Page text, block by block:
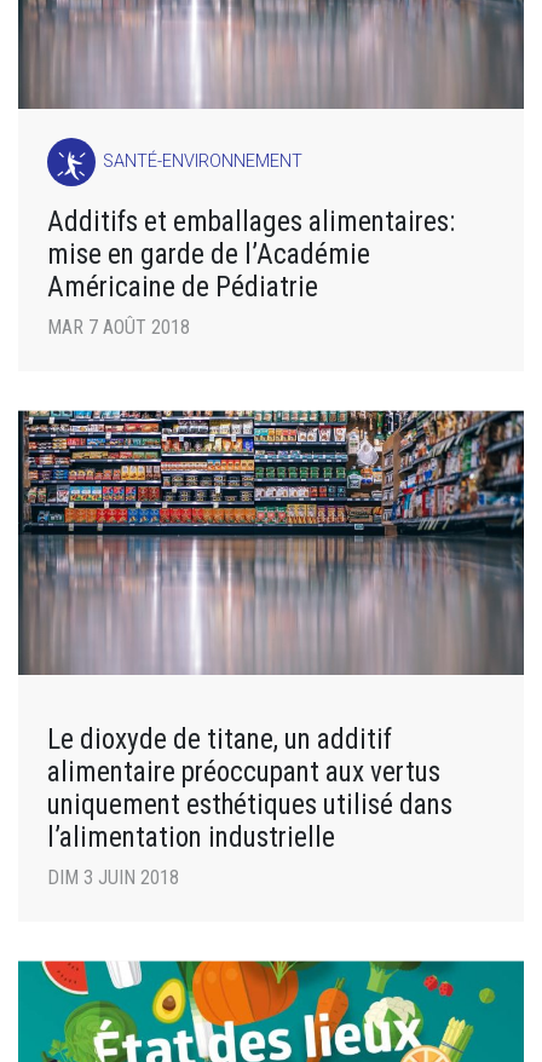
SANTÉ-ENVIRONNEMENT
Additifs et emballages alimentaires:
mise en garde de l’Académie
Américaine de Pédiatrie
MAR 7 AOÛT 2018
Le dioxyde de titane, un additif
alimentaire préoccupant aux vertus
uniquement esthétiques utilisé dans
l’alimentation industrielle
DIM 3 JUIN 2018